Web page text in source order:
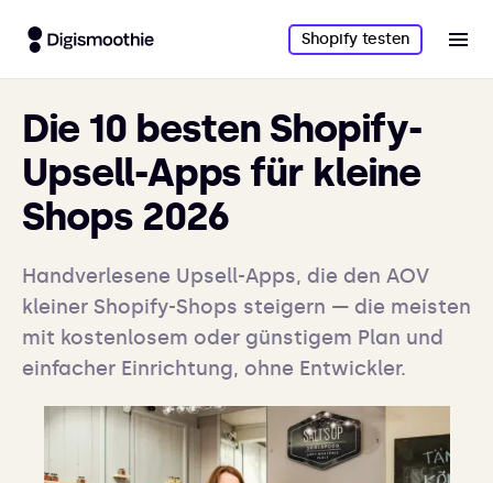
Shopify testen
Die 10 besten Shopify-
Upsell-Apps für kleine
Shops 2026
Handverlesene Upsell-Apps, die den AOV
kleiner Shopify-Shops steigern — die meisten
mit kostenlosem oder günstigem Plan und
einfacher Einrichtung, ohne Entwickler.